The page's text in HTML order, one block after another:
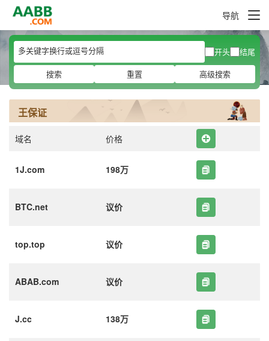
导航
开头
结尾
搜索
重置 高级搜索
王保证
域名 价格
1J.com 198万
BTC.net 议价
top.top 议价
ABAB.com 议价
J.cc 138万